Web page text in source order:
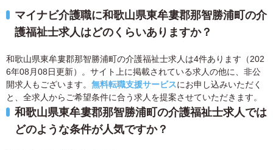
マイナビ介護職に和歌山県東牟婁郡那智勝浦町の介
護福祉士求人はどのくらいありますか？
和歌山県東牟婁郡那智勝浦町の介護福祉士求人は4件あります（202
6年08月08日更新）。サイト上に掲載されている求人の他に、非公
開求人もございます。 無料転職支援サービスにお申し込みいただく
と、全求人からご希望条件に合う求人を提案させていただきます。
和歌山県東牟婁郡那智勝浦町の介護福祉士求人では
どのような条件が人気ですか？